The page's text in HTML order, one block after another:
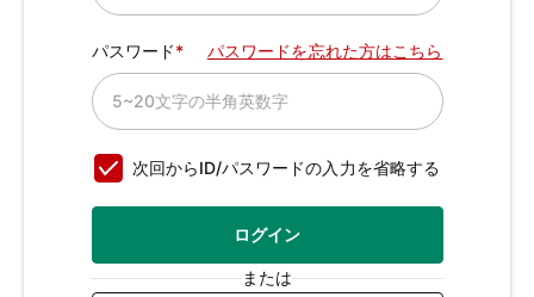
パスワード パスワードを忘れた方はこちら
次回からID/パスワードの入力を省略する
ログイン
または